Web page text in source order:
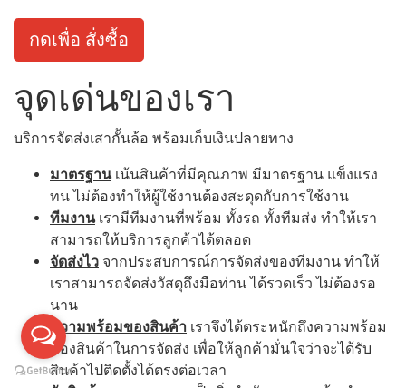
กดเพื่อ สั่งซื้อ
จุดเด่นของเรา
บริการจัดส่งเสากั้นล้อ พร้อมเก็บเงินปลายทาง
มาตรฐานเน้นสินค้าที่มีคุณภาพ มีมาตรฐาน แข็งแรง
ทน ไม่ต้องทำให้ผู้ใช้งานต้องสะดุดกับการใช้งาน
ทีมงานเรามีทีมงานที่พร้อม ทั้งรถ ทั้งทีมส่ง ทำให้เรา
สามารถให้บริการลูกค้าได้ตลอด
จัดส่งไว จากประสบการณ์การจัดส่งของทีมงาน ทำให้
เราสามารถจัดส่งวัสดุถึงมือท่าน ได้รวดเร็ว ไม่ต้องรอ
นาน
ความพร้อมของสินค้า เราจึงได้ตระหนักถึงความพร้อม
ของสินค้าในการจัดส่ง เพื่อให้ลูกค้ามั่นใจว่าจะได้รับ
สินค้าไปติดตั้งได้ตรงต่อเวลา